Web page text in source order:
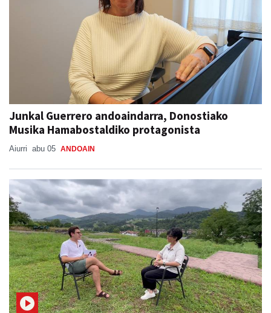
Junkal Guerrero andoaindarra, Donostiako
Musika Hamabostaldiko protagonista
Aiurri abu 05 ANDOAIN